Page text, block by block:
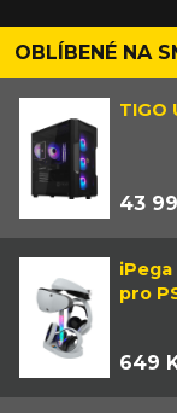
OBLÍBENÉ NA
TIGO
43
pro
649